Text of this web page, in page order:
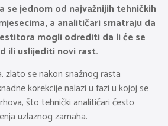
se jednom od najvažnijih tehničkih
a analitičari smatraju da
mogli odrediti da li će se
ili uslijediti novi rast.
zlato se nakon snažnog rasta
korekcije nalazi u fazi u kojoj se
što tehnički analitičari često
uzlaznog zamaha.